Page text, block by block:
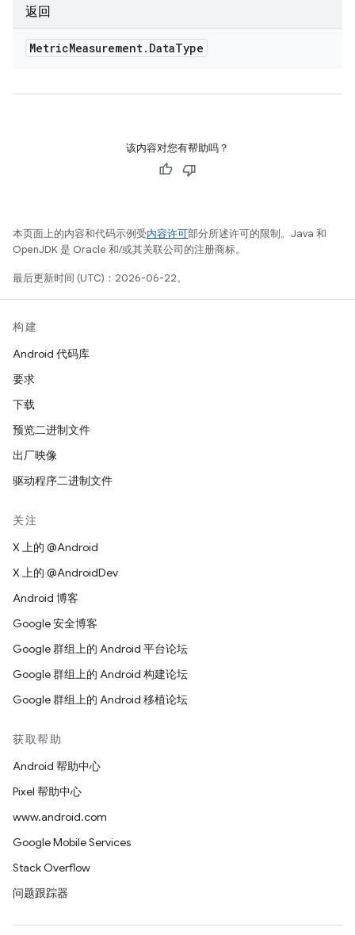
返回
MetricMeasurement. DataType
该内容对您有帮助吗？
本页面上的内容和代码示例受内容许可部分所述许可的限制。Java 和
OpenJDK 是 Oracle 和/或其关联公司的注册商标。
最后更新时间 (UTC)：2026-06-22。
构建
Android 代码库
要求
下载
预览二进制文件
出厂映像
驱动程序二进制文件
关注
X 上的 @Android
X 上的 @AndroidDev
Android 博客
Google 安全博客
Google 群组上的 Android 平台论坛
Google 群组上的 Android 构建论坛
Google 群组上的 Android 移植论坛
获取帮助
Android 帮助中心
Pixel 帮助中心
www.android.com
Google Mobile Services
Stack Overflow
问题跟踪器